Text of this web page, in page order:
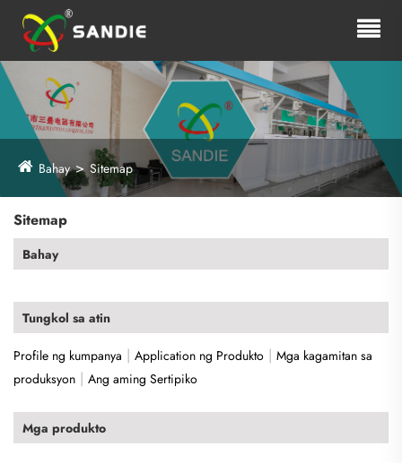
Bahay Sitemap
Sitemap
Bahay
Tungkol sa atin
Profile ng kumpanya | Application ng Produkto | Mga kagamitan sa
produksyon | Ang aming Sertipiko
Mga produkto